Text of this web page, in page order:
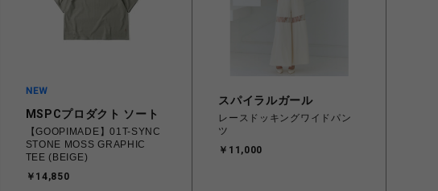
MSPCプロダクト ソート
【GOOPIMADE】01T-SYNC
STONE MOSS GRAPHIC
TEE (BEIGE)
￥14,850
スパイラルガール
レースドッキングワイドパン
ツ
￥11,000